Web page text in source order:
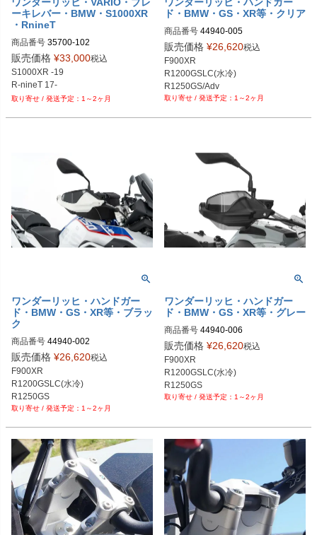
ーキレバー・BMW・S1000XR
・RnineT
商品番号 35700-102
販売価格 ¥33,000税込
S1000XR -19
R-nineT 17-
1～2ヶ月
ド・BMW・GS・XR等・クリア
商品番号 44940-005
https://www.wunderlich.de/shop/en/b
mw-s-serie/s-1000-xr-ab-2020/rundu
mschutz/handprotektoren/wunderlic
h-hand-guard-extension-ergo-m449
40-006.html
販売価格 ¥26,620税込
F900XR
R1200GSLC(水冷)
R1250GS/Adv
S1000XR
1～2ヶ月
ワンダーリッヒ・ハンドガー
ド・BMW・GS・XR等・ブラッ
ク
商品番号 44940-002
https://www.wunderlich.de/shop/en/b
mw-s-serie/s-1000-xr-ab-2020/rundu
mschutz/handprotektoren/wunderlic
h-hand-guard-extension-ergo-m449
40-006.html
販売価格 ¥26,620税込
F900XR
R1200GSLC(水冷)
R1250GS
S1000XR
F850GSA 2019-
F800GSAdventure 2013-
1～2ヶ月
ワンダーリッヒ・ハンドガー
ド・BMW・GS・XR等・グレー
商品番号 44940-006
https://www.wunderlich.de/shop/en/b
mw-s-serie/s-1000-xr-ab-2020/rundu
mschutz/handprotektoren/wunderlic
h-hand-guard-extension-ergo-m449
40-006.html
販売価格 ¥26,620税込
F900XR
R1200GSLC(水冷)
R1250GS
S1000XR
F800GSAdventure 2013-
1～2ヶ月